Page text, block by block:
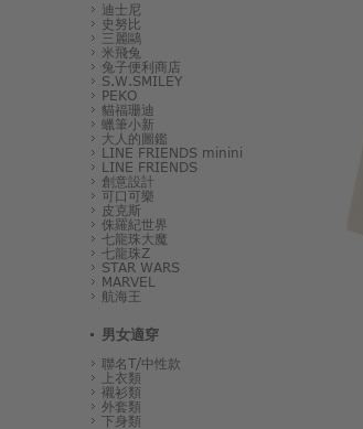
迪士尼
史努比
三麗鷗
米飛兔
兔子便利商店
S.W.SMILEY
PEKO
貓福珊迪
蠟筆小新
大人的圖鑑
LINE FRIENDS minini
LINE FRIENDS
創意設計
可口可樂
皮克斯
侏羅紀世界
七龍珠大魔
七龍珠Z
STAR WARS
MARVEL
航海王
男女適穿
聯名T/中性款
上衣類
襯衫類
外套類
下身類